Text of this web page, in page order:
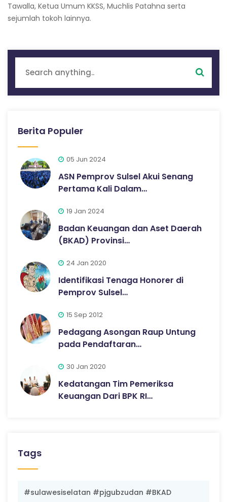
Tawalla, Ketua Umum KKSS, Muchlis Patahna serta
sejumlah tokoh lainnya.
Berita Populer
05 Jun 2024
ASN Pemprov Sulsel Akui Senang
Pertama Kali Dalam…
19 Jan 2024
Badan Keuangan dan Aset Daerah
(BKAD) Provinsi…
24 Jan 2020
Identifikasi Tenaga Honorer di
Pemprov Sulsel…
15 Sep 2012
Pedagang Asongan Raup Untung
pada Pendaftaran…
30 Jan 2020
Kedatangan Tim Pemeriksa
Keuangan Dari BPK RI…
Tags
#sulawesiselatan #pjgubzudan #BKAD